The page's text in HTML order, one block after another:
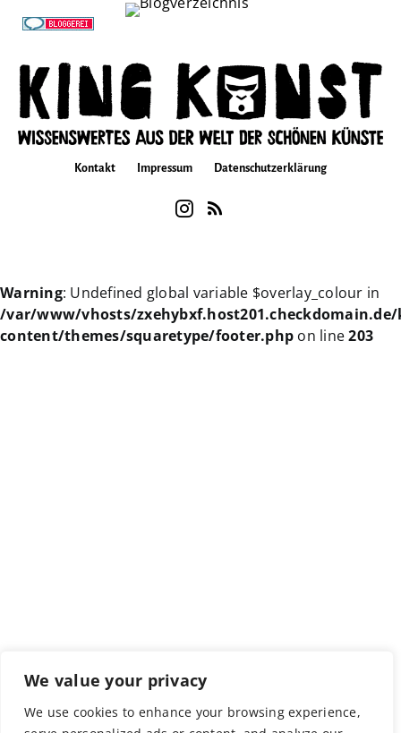
We value your privacy
We use cookies to enhance your browsing experience,
Kontakt Impressum Datenschutzerklärung
Warning: Undefined global variable $overlay_colour in
/var/www/vhosts/
content/themes/squaretype/footer.php on line203